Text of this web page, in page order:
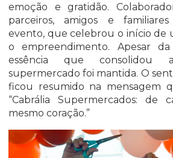
emoção e gratidão.
parceiros, amigos e
evento, que celebrou o início de
o empreendimento. Apesar
essência que consolidou
supermercado foi mantida. O
ficou resumido na mensagem
“Cabrália Supermercados: de
mesmo coração.”